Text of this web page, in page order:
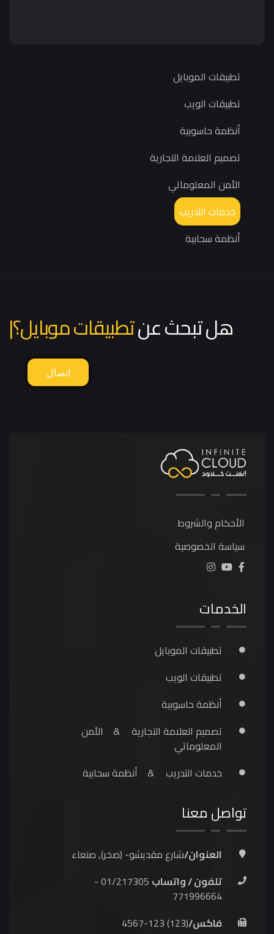
تطبيقات الموبايل
تطبيقات الويب
أنظمة حاسوبية
تصميم العلامة التجارية
الأمن المعلوماتي
خدمات التدريب
أنظمة سحابية
هل تبحث عنتطبيقات موبايل؟|
اتصال
الأحكام والشروط
سياسة الخصوصية
الخدمات
تطبيقات الموبايل
تطبيقات الويب
أنظمة حاسوبية
تصميم العلامة التجارية
&
الأمن
المعلوماتي
خدمات التدريب
& أنظمة سحابية
تواصل معنا
العنوان/شارع مقديشو- (صخر), صنعاء
تلفون / واتساب
01/217305 -
771996664
فاكس/(123) 123-4567